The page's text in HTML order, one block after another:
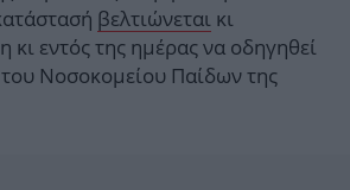
βελτιώνεται κι
κι εντός της ημέρας να οδηγηθεί
Νοσοκομείου Παίδων της